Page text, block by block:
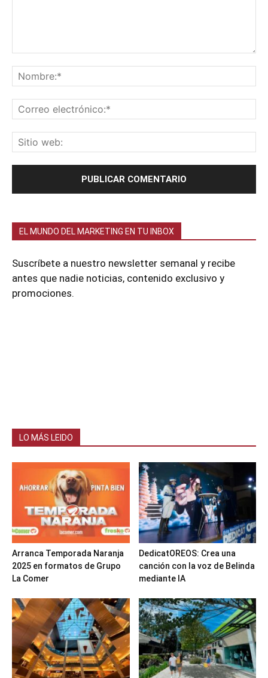
EL MUNDO DEL MARKETING EN TU INBOX
Suscríbete a nuestro newsletter semanal y recibe
antes que nadie noticias, contenido exclusivo y
promociones.
LO MÁS LEIDO
Arranca Temporada Naranja
2025 en formatos de Grupo
La Comer
DedicatOREOS: Crea una
canción con la voz de Belinda
mediante IA